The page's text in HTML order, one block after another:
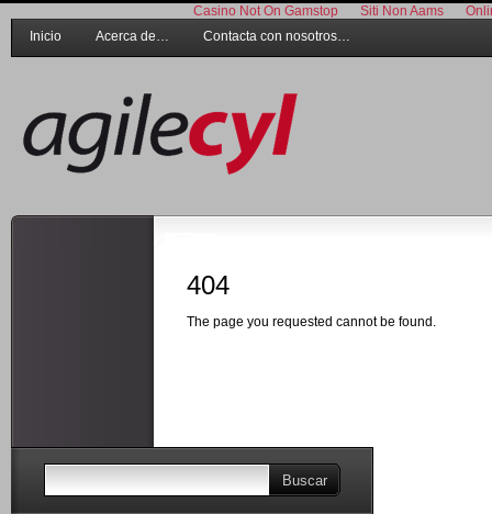
Casino Not On Gamstop Siti Non Aams
Inicio
Acerca de… Contacta con nosotros…
404
The page you requested cannot be found.
Buscar